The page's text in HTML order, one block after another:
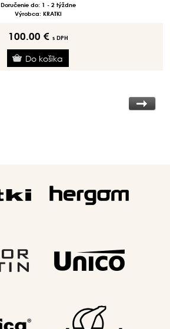
Doručenie do: 1 - 2 týždne
Výrobca: KRATKI
100.00 € s DPH